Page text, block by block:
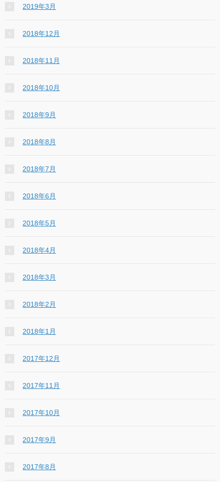
2019年3月
2018年12月
2018年11月
2018年10月
2018年9月
2018年8月
2018年7月
2018年6月
2018年5月
2018年4月
2018年3月
2018年2月
2018年1月
2017年12月
2017年11月
2017年10月
2017年9月
2017年8月